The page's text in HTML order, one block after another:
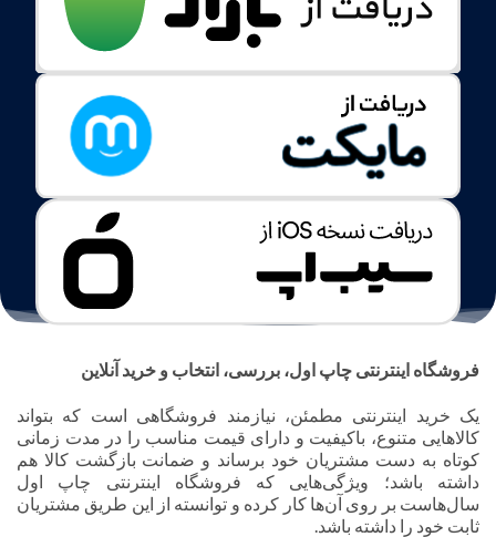
فروشگاه اینترنتی چاپ اول، بررسی، انتخاب و خرید آنلاین
یک خرید اینترنتی مطمئن، نیازمند فروشگاهی است که بتواند
کالاهایی متنوع، باکیفیت و دارای قیمت مناسب را در مدت زمانی
کوتاه به دست مشتریان خود برساند و ضمانت بازگشت کالا هم
داشته باشد؛ ویژگی‌هایی که فروشگاه اینترنتی چاپ اول
سال‌هاست بر روی آن‌ها کار کرده و توانسته از این طریق مشتریان
ثابت خود را داشته باشد.